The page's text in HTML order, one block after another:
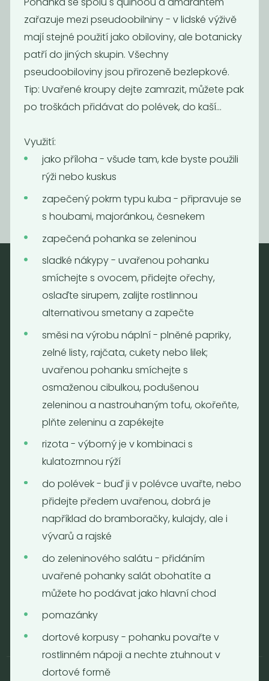
45Kč/ Kg
Nebaleno s.r.o.
Bezobalové vegan potraviny
drogerie a minikavárna
Jaromírova 495/16
Praha 2 - Nusle
Tel.: (+420) 723 736 413
info@nebaleno.eu
Sobota 10:00 - 16:00
Neděle - zavřeno
Provozní informace
Obchodní podmínky
Reklamační formulář
Kolektiv
zařazuje mezi pseudoobilniny - v lidské výživě
mají stejné použití jako obiloviny, ale botanicky
patří do jiných skupin. Všechny
pseudoobiloviny jsou přirozeně bezlepkové.
Tip: Uvařené kroupy dejte zamrazit, můžete pak
po troškách přidávat do polévek, do kaší...
Využití:
jako příloha - všude tam, kde byste použili
rýži nebo kuskus
zapečený pokrm typu kuba - připravuje se
s houbami, majoránkou, česnekem
zapečená pohanka se zeleninou
sladké nákypy - uvařenou pohanku
smíchejte s ovocem, přidejte ořechy,
oslaďte sirupem, zalijte rostlinnou
alternativou smetany a zapečte
směsi na výrobu náplní - plněné papriky,
zelné listy, rajčata, cukety nebo lilek;
uvařenou pohanku smíchejte s
osmaženou cibulkou, podušenou
zeleninou a nastrouhaným tofu, okořeňte,
plňte zeleninu a zapékejte
rizota - výborný je v kombinaci s
kulatozrnnou rýží
do polévek - buď ji v polévce uvařte, nebo
přidejte předem uvařenou, dobrá je
například do bramboračky, kulajdy, ale i
vývarů a rajské
do zeleninového salátu - přidáním
uvařené pohanky salát obohatíte a
můžete ho podávat jako hlavní chod
pomazánky
dortové korpusy - pohanku povařte v
rostlinném nápoji a nechte ztuhnout v
dortové formě